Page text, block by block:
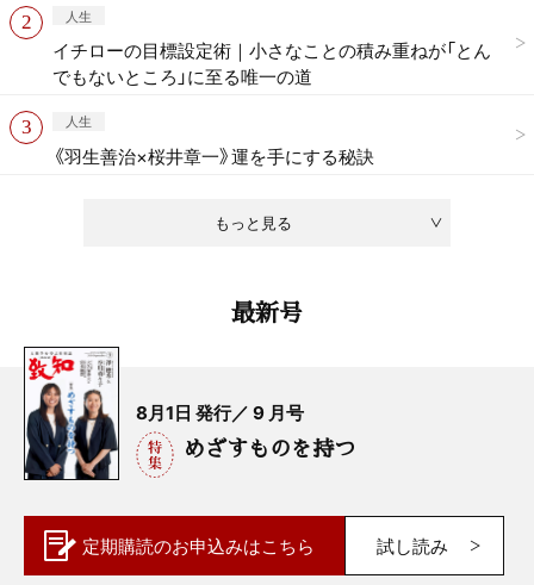
もっと見る
人生
イチローの目標設定術｜小さなことの積み重ねが「とん
でもないところ」に至る唯一の道
人生
《羽生善治×桜井章一》運を手にする秘訣
最新号
8月1日 発行／ 9 月号
めざすものを持つ
定期購読のお申込みはこちら 試し読み